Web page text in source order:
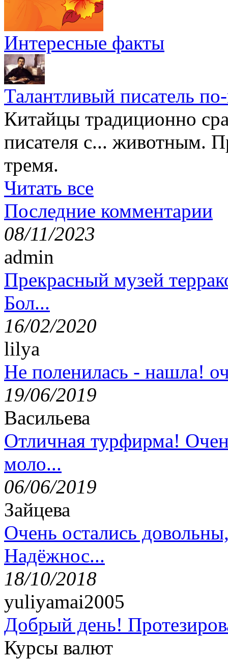
Интересные факты
Талантливый писатель
Китайцы традиционно
писателя с... животным.
тремя.
Читать все
Последние комментарии
08/11/2023
admin
Прекрасный музей
Бол...
16/02/2020
lilya
Не поленилась - нашла!
19/06/2019
Васильева
Отличная турфирма!
моло...
06/06/2019
Зайцева
Очень остались
Надёжнос...
18/10/2018
yuliyamai2005
Добрый день!
Курсы валют